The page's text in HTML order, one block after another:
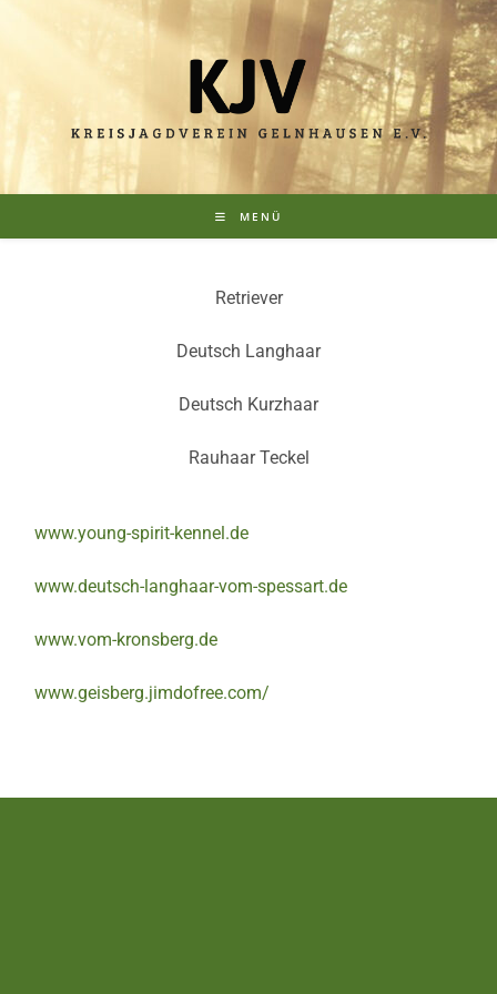
MENÜ
Retriever
Deutsch Langhaar
Deutsch Kurzhaar
Rauhaar Teckel
www.young-spirit-kennel.de
www.deutsch-langhaar-vom-spessart.de
www.vom-kronsberg.de
www.geisberg.jimdofree.com/